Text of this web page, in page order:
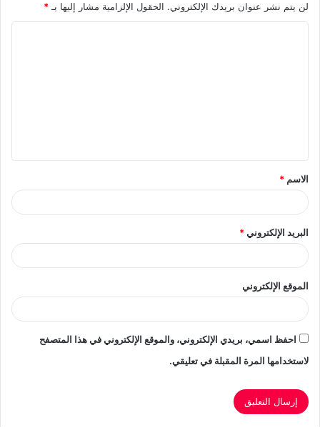
لن يتم نشر عنوان بريدك الإلكتروني. الحقول الإلزامية مشار إليها بـ*
ق
*
الاسم *
البريد الإلكتروني*
الموقع الإلكتروني
احفظ اسمي، بريدي الإلكتروني، والموقع الإلكتروني في هذا المتصفح
لاستخدامها المرة المقبلة في تعليقي.